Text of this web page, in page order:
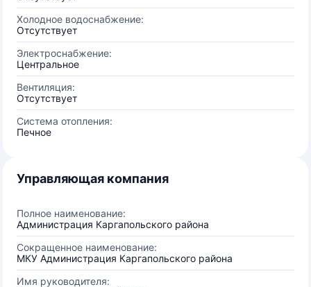
Холодное водоснабжение:
Отсутствует
Электроснабжение:
Центральное
Вентиляция:
Отсутствует
Система отопления:
Печное
Управляющая компания
Полное наименование:
Администрация Каргапольского района
Сокращенное наименование:
МКУ Администрация Каргапольского района
Имя руководителя: